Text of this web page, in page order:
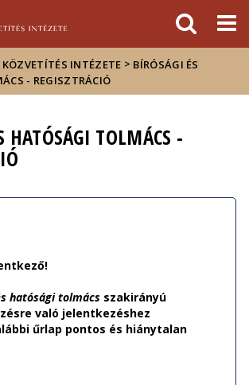
sajtóban
INTÉZETE > BÍRÓSÁGI ÉS
- REGISZTRÁCIÓ
HATÓSÁGI TOLMÁCS -
hatósági tolmács szakirányú
való jelentkezéshez
űrlap pontos és hiánytalan